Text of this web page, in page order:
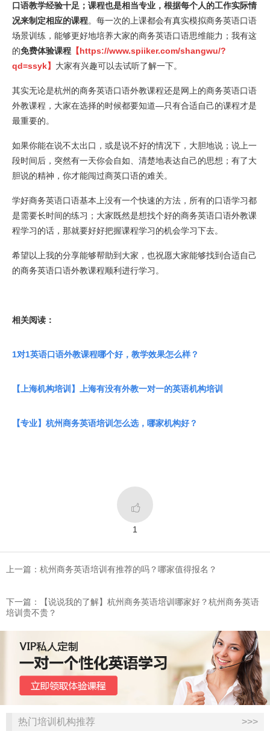
口语教学经验十足；课程也是相当专业，根据每个人的工作实际情
况来制定相应的课程。每一次的上课都会有真实模拟商务英语口语
场景训练，能够更好地培养大家的商务英语口语思维能力；我有这
的免费体验课程 【https://www.spiiker.com/shangwu/?
qd=ssyk】 大家有兴趣可以去试听了解一下。
其实无论是杭州的商务英语口语外教课程还是网上的商务英语口语
外教课程，大家在选择的时候都要知道—只有合适自己的课程才是
最重要的。
如果你能在说不太出口，或是说不好的情况下，大胆地说；说上一
段时间后，突然有一天你会自如、清楚地表达自己的思想；有了大
胆说的精神，你才能闯过商英口语的难关。
学好商务英语口语基本上没有一个快速的方法，所有的口语学习都
是需要长时间的练习；大家既然是想找个好的商务英语口语外教课
程学习的话，那就要好好把握课程学习的机会学习下去。
希望以上我的分享能够帮助到大家，也祝愿大家能够找到合适自己
的商务英语口语外教课程顺利进行学习。
相关阅读：
1对1英语口语外教课程哪个好，教学效果怎么样？
【上海机构培训】上海有没有外教一对一的英语机构培训
【专业】杭州商务英语培训怎么选，哪家机构好？

1
上一篇：杭州商务英语培训有推荐的吗？哪家值得报名？
下一篇：【说说我的了解】杭州商务英语培训哪家好？杭州商务英语
培训贵不贵？
热门培训机构推荐 >>>